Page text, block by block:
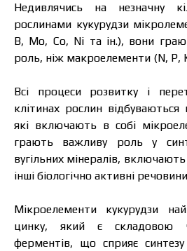
Недивлячись на незначну
рослинами кукурудзи
B, Mo, Co, Ni та ін.), вони
роль, ніж макроелементи (N, P,
Всі процеси розвитку і
клітинах рослин відбуваються
які включають в собі
грають важливу роль у
вугільних мінералів,
інші біологічно активні
Мікроелементи кукурудзи
цинку, який є складовою
ферментів, що сприяє синтезу